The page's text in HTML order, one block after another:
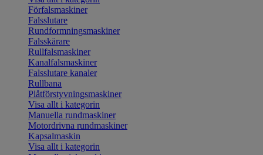
Förfalsmaskiner
Falsslutare
Rundformningsmaskiner
Falsskärare
Rullfalsmaskiner
Kanalfalsmaskiner
Falsslutare kanaler
Rullbana
Plåtförstyvningsmaskiner
Visa allt i kategorin
Manuella rundmaskiner
Motordrivna rundmaskiner
Kapsalmaskin
Visa allt i kategorin